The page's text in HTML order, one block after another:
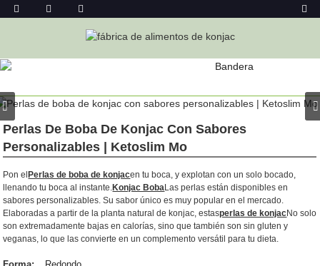
PRODUCTO
Perlas De Boba De Konjac Con Sabores
Personalizables | Ketoslim Mo
Pon elPerlas de boba de konjacen tu boca, y explotan con un solo bocado,
llenando tu boca al instante.Konjac BobaLas perlas están disponibles en
sabores personalizables. Su sabor único es muy popular en el mercado.
Elaboradas a partir de la planta natural de konjac, estasperlas de konjacNo solo
son extremadamente bajas en calorías, sino que también son sin gluten y
veganas, lo que las convierte en un complemento versátil para tu dieta.